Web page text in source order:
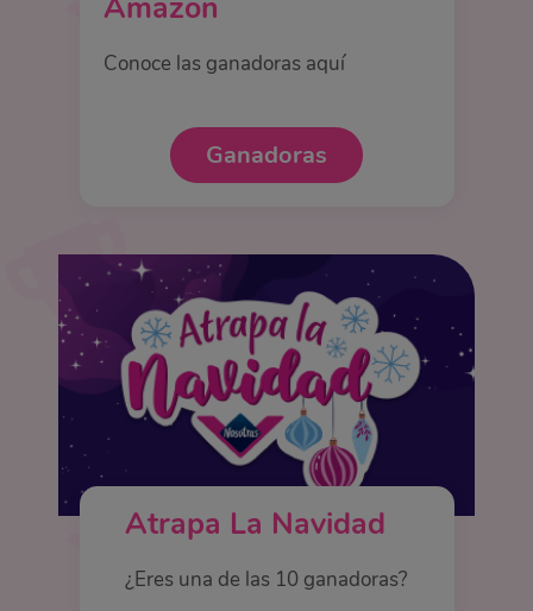
Amazon
Conoce las ganadoras aquí
Ganadoras
Atrapa La Navidad
¿Eres una de las 10 ganadoras?